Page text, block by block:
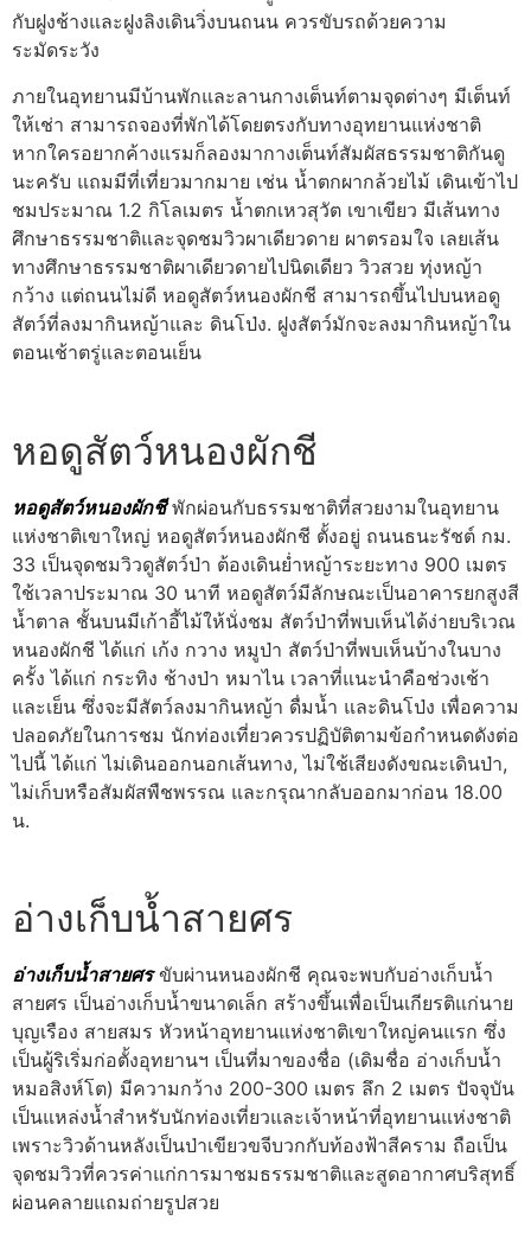
กับฝูงช้างและฝูงลิงเดินวิ่งบนถนน ควรขับรถด้วยความ
ระมัดระวัง
ภายในอุทยานมีบ้านพักและลานกางเต็นท์ตามจุดต่างๆ มีเต็นท์
ให้เช่า สามารถจองที่พักได้โดยตรงกับทางอุทยานแห่งชาติ
หากใครอยากค้างแรมก็ลองมากางเต็นท์สัมผัสธรรมชาติกันดู
นะครับ แถมมีที่เที่ยวมากมาย เช่น น้ำตกผากล้วยไม้ เดินเข้าไป
ชมประมาณ 1.2 กิโลเมตร น้ำตกเหวสุวัต เขาเขียว มีเส้นทาง
ศึกษาธรรมชาติและจุดชมวิวผาเดียวดาย ผาตรอมใจ เลยเส้น
ทางศึกษาธรรมชาติผาเดียวดายไปนิดเดียว วิวสวย ทุ่งหญ้า
กว้าง แต่ถนนไม่ดี หอดูสัตว์หนองผักชี สามารถขึ้นไปบนหอดู
สัตว์ที่ลงมากินหญ้าและ ดินโป่ง. ฝูงสัตว์มักจะลงมากินหญ้าใน
ตอนเช้าตรู่และตอนเย็น
หอดูสัตว์หนองผักชี
หอดูสัตว์หนองผักชี พักผ่อนกับธรรมชาติที่สวยงามในอุทยาน
แห่งชาติเขาใหญ่ หอดูสัตว์หนองผักชี ตั้งอยู่ ถนนธนะรัชต์ กม.
33 เป็นจุดชมวิวดูสัตว์ป่า ต้องเดินย่ำหญ้าระยะทาง 900 เมตร
ใช้เวลาประมาณ 30 นาที หอดูสัตว์มีลักษณะเป็นอาคารยกสูงสี
น้ำตาล ชั้นบนมีเก้าอี้ไม้ให้นั่งชม สัตว์ป่าที่พบเห็นได้ง่ายบริเวณ
หนองผักชี ได้แก่ เก้ง กวาง หมูป่า สัตว์ป่าที่พบเห็นบ้างในบาง
ครั้ง ได้แก่ กระทิง ช้างป่า หมาไน เวลาที่แนะนำคือช่วงเช้า
และเย็น ซึ่งจะมีสัตว์ลงมากินหญ้า ดื่มน้ำ และดินโป่ง เพื่อความ
ปลอดภัยในการชม นักท่องเที่ยวควรปฏิบัติตามข้อกำหนดดังต่อ
ไปนี้ ได้แก่ ไม่เดินออกนอกเส้นทาง, ไม่ใช้เสียงดังขณะเดินป่า,
ไม่เก็บหรือสัมผัสพืชพรรณ และกรุณากลับออกมาก่อน 18.00
น.
อ่างเก็บน้ำสายศร
อ่างเก็บน้ำสายศร ขับผ่านหนองผักชี คุณจะพบกับอ่างเก็บน้ำ
สายศร เป็นอ่างเก็บน้ำขนาดเล็ก สร้างขึ้นเพื่อเป็นเกียรติแก่นาย
บุญเรือง สายสมร หัวหน้าอุทยานแห่งชาติเขาใหญ่คนแรก ซึ่ง
เป็นผู้ริเริ่มก่อตั้งอุทยานฯ เป็นที่มาของชื่อ (เดิมชื่อ อ่างเก็บน้ำ
หมอสิงห์โต) มีความกว้าง 200-300 เมตร ลึก 2 เมตร ปัจจุบัน
เป็นแหล่งน้ำสำหรับนักท่องเที่ยวและเจ้าหน้าที่อุทยานแห่งชาติ
เพราะวิวด้านหลังเป็นป่าเขียวขจีบวกกับท้องฟ้าสีคราม ถือเป็น
จุดชมวิวที่ควรค่าแก่การมาชมธรรมชาติและสูดอากาศบริสุทธิ์
ผ่อนคลายแถมถ่ายรูปสวย